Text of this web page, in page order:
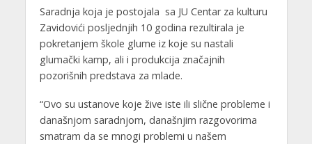
Saradnja koja je postojala sa JU Centar za kulturu
Zavidovići posljednjih 10 godina rezultirala je
pokretanjem škole glume iz koje su nastali
glumački kamp, ali i produkcija značajnih
pozorišnih predstava za mlade.
“Ovo su ustanove koje žive iste ili slične probleme i
današnjom saradnjom, današnjim razgovorima
smatram da se mnogi problemi u našem